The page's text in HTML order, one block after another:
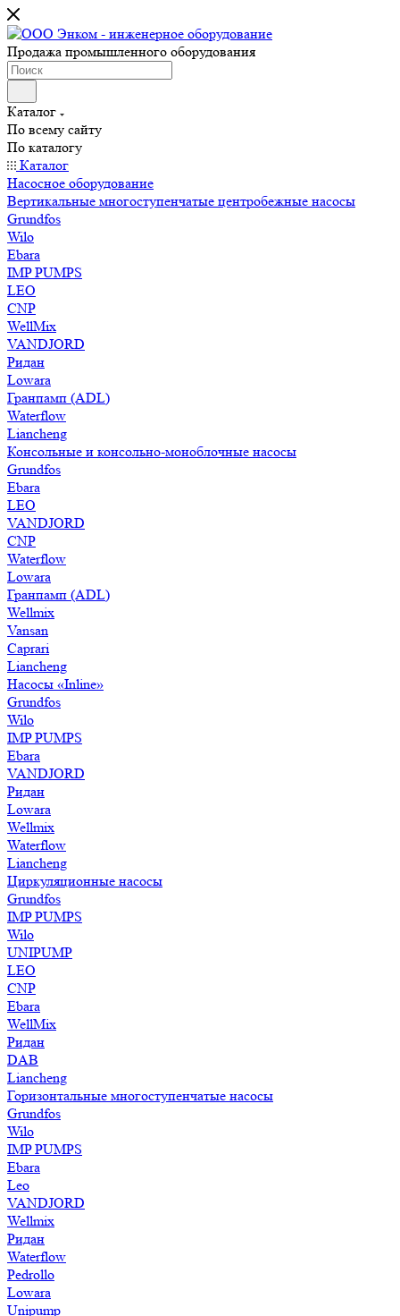
Продажа промышленного оборудования
Каталог
По всему сайту
По каталогу
Каталог
Насосное оборудование
Вертикальные многоступенчатые центробежные насосы
Grundfos
Wilo
Ebara
IMP PUMPS
LEO
CNP
WellMix
VANDJORD
Ридан
Lowara
Гранпамп (ADL)
Waterflow
Liancheng
Консольные и консольно-моноблочные насосы
Grundfos
Ebara
LEO
VANDJORD
CNP
Waterflow
Lowara
Гранпамп (ADL)
Wellmix
Vansan
Caprari
Liancheng
Насосы «Inline»
Grundfos
Wilo
IMP PUMPS
Ebara
VANDJORD
Ридан
Lowara
Wellmix
Waterflow
Liancheng
Циркуляционные насосы
Grundfos
IMP PUMPS
Wilo
UNIPUMP
LEO
CNP
Ebara
WellMix
Ридан
DAB
Liancheng
Горизонтальные многоступенчатые насосы
Grundfos
Wilo
IMP PUMPS
Ebara
Leo
VANDJORD
Wellmix
Ридан
Waterflow
Pedrollo
Lowara
Unipump